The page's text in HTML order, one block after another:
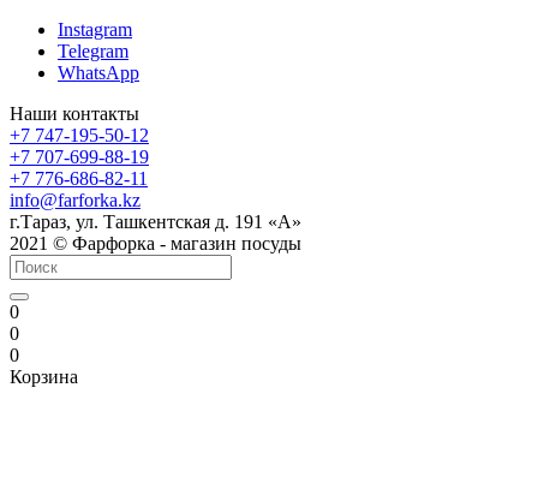
Instagram
Telegram
WhatsApp
Наши контакты
+7 747-195-50-12
+7 707-699-88-19
+7 776-686-82-11
info@farforka.kz
г.Тараз, ул. Ташкентская д. 191 «А»
2021 © Фарфорка - магазин посуды
0
0
0
Корзина